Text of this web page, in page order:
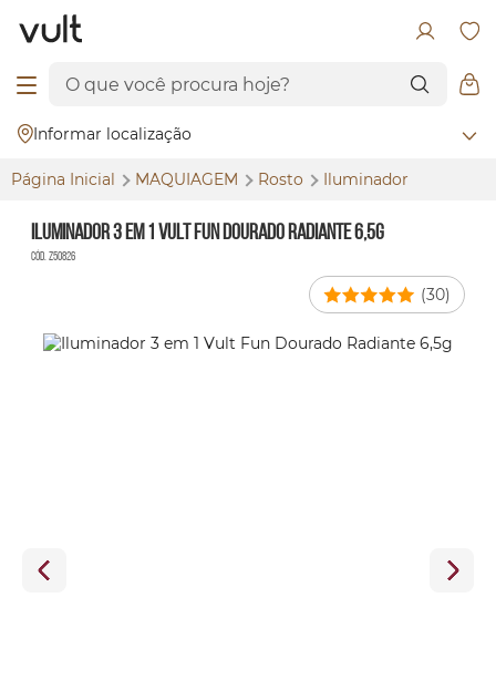
Informar localização
Página Inicial MAQUIAGEM Rosto Iluminador
Iluminador 3 em 1 Vult Fun Dourado Radiante 6,5g
Cód. Z50826
(30)